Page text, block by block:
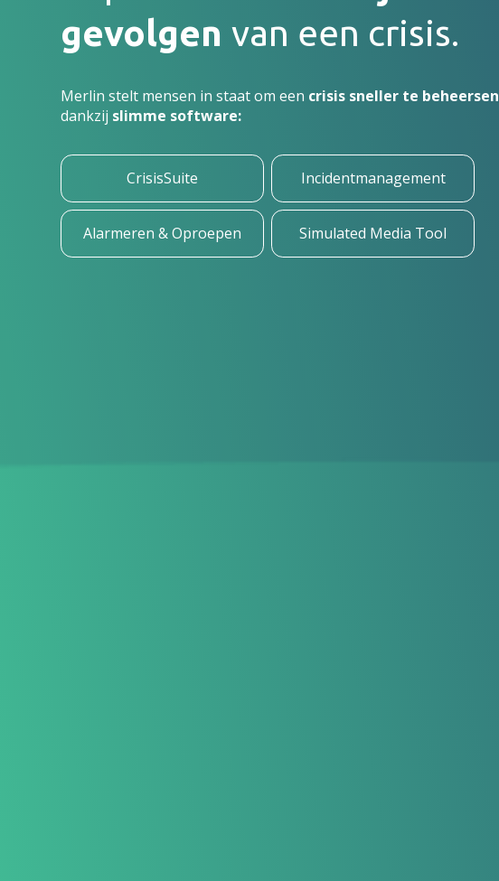
gevolgenvan een crisis.
Merlin stelt mensen in staat om een crisis sneller te beheersen
dankzij slimme software:
CrisisSuite Incidentmanagement
Alarmeren & Oproepen Simulated Media Tool